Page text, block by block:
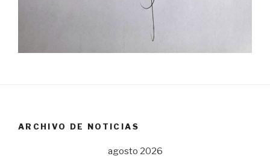
ARCHIVO DE NOTICIAS
agosto 2026